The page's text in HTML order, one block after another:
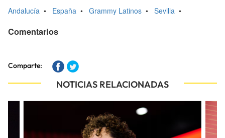
Andalucía • España • Grammy Latinos • Sevilla •
Comentarios
Comparte:
NOTICIAS RELACIONADAS